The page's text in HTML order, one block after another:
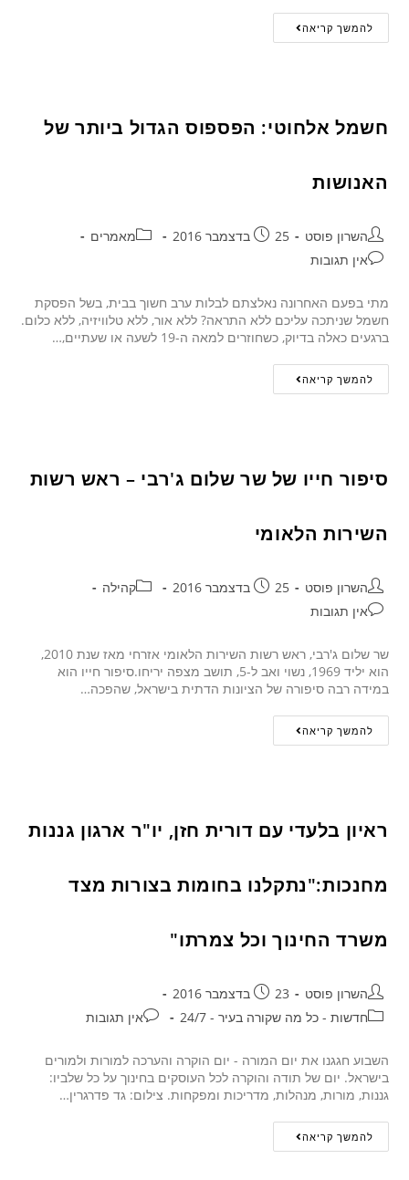
להמשך קריאה
חשמל אלחוטי: הפספוס הגדול ביותר של
האנושות
השרון פוסט 25 בדצמבר 2016
מאמרים
אין תגובות
מתי בפעם האחרונה נאלצתם לבלות ערב חשוך בבית, בשל הפסקת
חשמל שניתכה עליכם ללא התראה? ללא אור, ללא טלוויזיה, ללא כלום.
ברגעים כאלה בדיוק, כשחוזרים למאה ה-19 לשעה או שעתיים,…
להמשך קריאה
סיפור חייו של שר שלום ג'רבי – ראש רשות
השירות הלאומי
השרון פוסט 25 בדצמבר 2016
קהילה
אין תגובות
שר שלום ג'רבי, ראש רשות השירות הלאומי אזרחי מאז שנת 2010,
הוא יליד 1969, נשוי ואב ל-5, תושב מצפה יריחו.סיפור חייו הוא
במידה רבה סיפורה של הציונות הדתית בישראל, שהפכה…
להמשך קריאה
ראיון בלעדי עם דורית חזן, יו"ר ארגון גננות
מחנכות:"נתקלנו בחומות בצורות מצד
משרד החינוך וכל צמרתו"
השרון פוסט
23 בדצמבר 2016
חדשות - כל מה שקורה בעיר - 24/7
אין תגובות
השבוע חגגנו את יום המורה - יום הוקרה והערכה למורות ולמורים
בישראל. יום של תודה והוקרה לכל העוסקים בחינוך על כל שלביו:
גננות, מורות, מנהלות, מדריכות ומפקחות. צילום: גד פדרגרין…
להמשך קריאה